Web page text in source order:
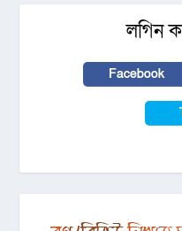
লগিন
Facebook